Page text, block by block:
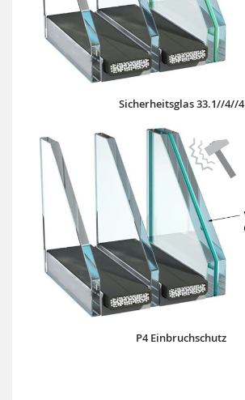
Sicherheitsglas 33.1//4//4
P4 Einbruchschutz